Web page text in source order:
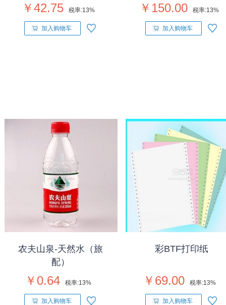
￥42.75 税率:13%
加入购物车
￥150.00 税率:13%
加入购物车
农夫山泉-天然水（旅
配）
￥0.64 税率:13%
加入购物车
彩BTF打印纸
￥69.00 税率:13%
加入购物车